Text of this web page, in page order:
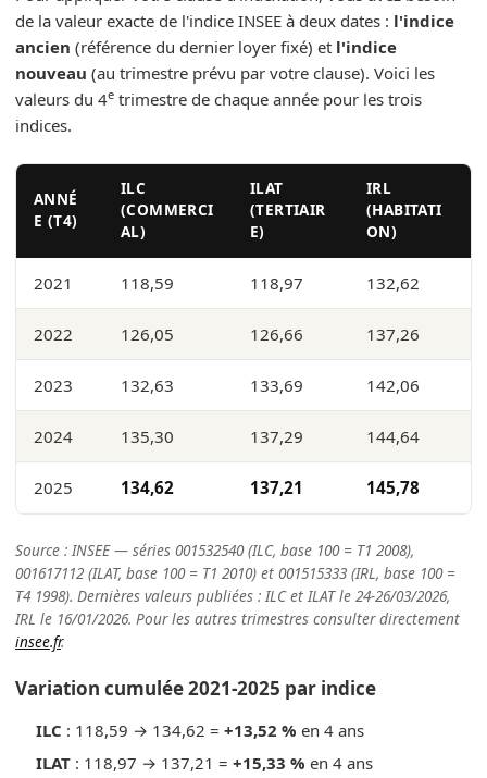
de la valeur exacte de l'indice INSEE à deux dates : l'indice
ancien (référence du dernier loyer fixé) et l'indice
nouveau (au trimestre prévu par votre clause). Voici les
valeurs du 4e trimestre de chaque année pour les trois
indices.
ANNÉ
E (T4)
ILC
(COMMERCI
AL)
ILAT
(TERTIAIR
E)
IRL
(HABITATI
ON)
2021 118,59 118,97 132,62
2022 126,05 126,66 137,26
2023 132,63 133,69 142,06
2024 135,30 137,29 144,64
2025 134,62 137,21 145,78
Source : INSEE — séries 001532540 (ILC, base 100 = T1 2008),
001617112 (ILAT, base 100 = T1 2010) et 001515333 (IRL, base 100 =
T4 1998). Dernières valeurs publiées : ILC et ILAT le 24-26/03/2026,
IRL le 16/01/2026. Pour les autres trimestres consulter directement
insee.fr.
Variation cumulée 2021-2025 par indice
ILC : 118,59 → 134,62 = +13,52 % en 4 ans
ILAT: 118,97 → 137,21 = +15,33 % en 4 ans